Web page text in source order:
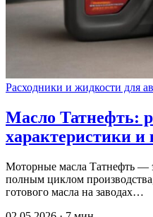
Расходники и жидкости для
Масло Татнефть:
характеристики
Моторные масла Татнефть —
полным циклом
готового масла на заводах…